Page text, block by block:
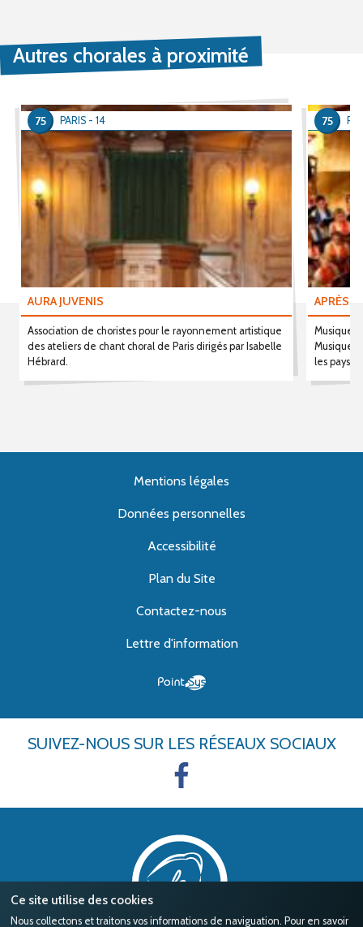
Ce site utilise des cookies
Nous collectons et traitons vos informations de naviguation. Pour en savoir
Autres chorales à proximité
AURA JUVENIS
Association de choristes pour le rayonnement artistique
des ateliers de chant choral de Paris dirigés par Isabelle
Hébrard.
PARIS - 14
75
APRÈS-
Musique
Musiques
les pays
75
Mentions légales
Données personnelles
Accessibilité
Plan du Site
Contactez-nous
Lettre d'information
SUIVEZ-NOUS SUR LES RÉSEAUX SOCIAUX